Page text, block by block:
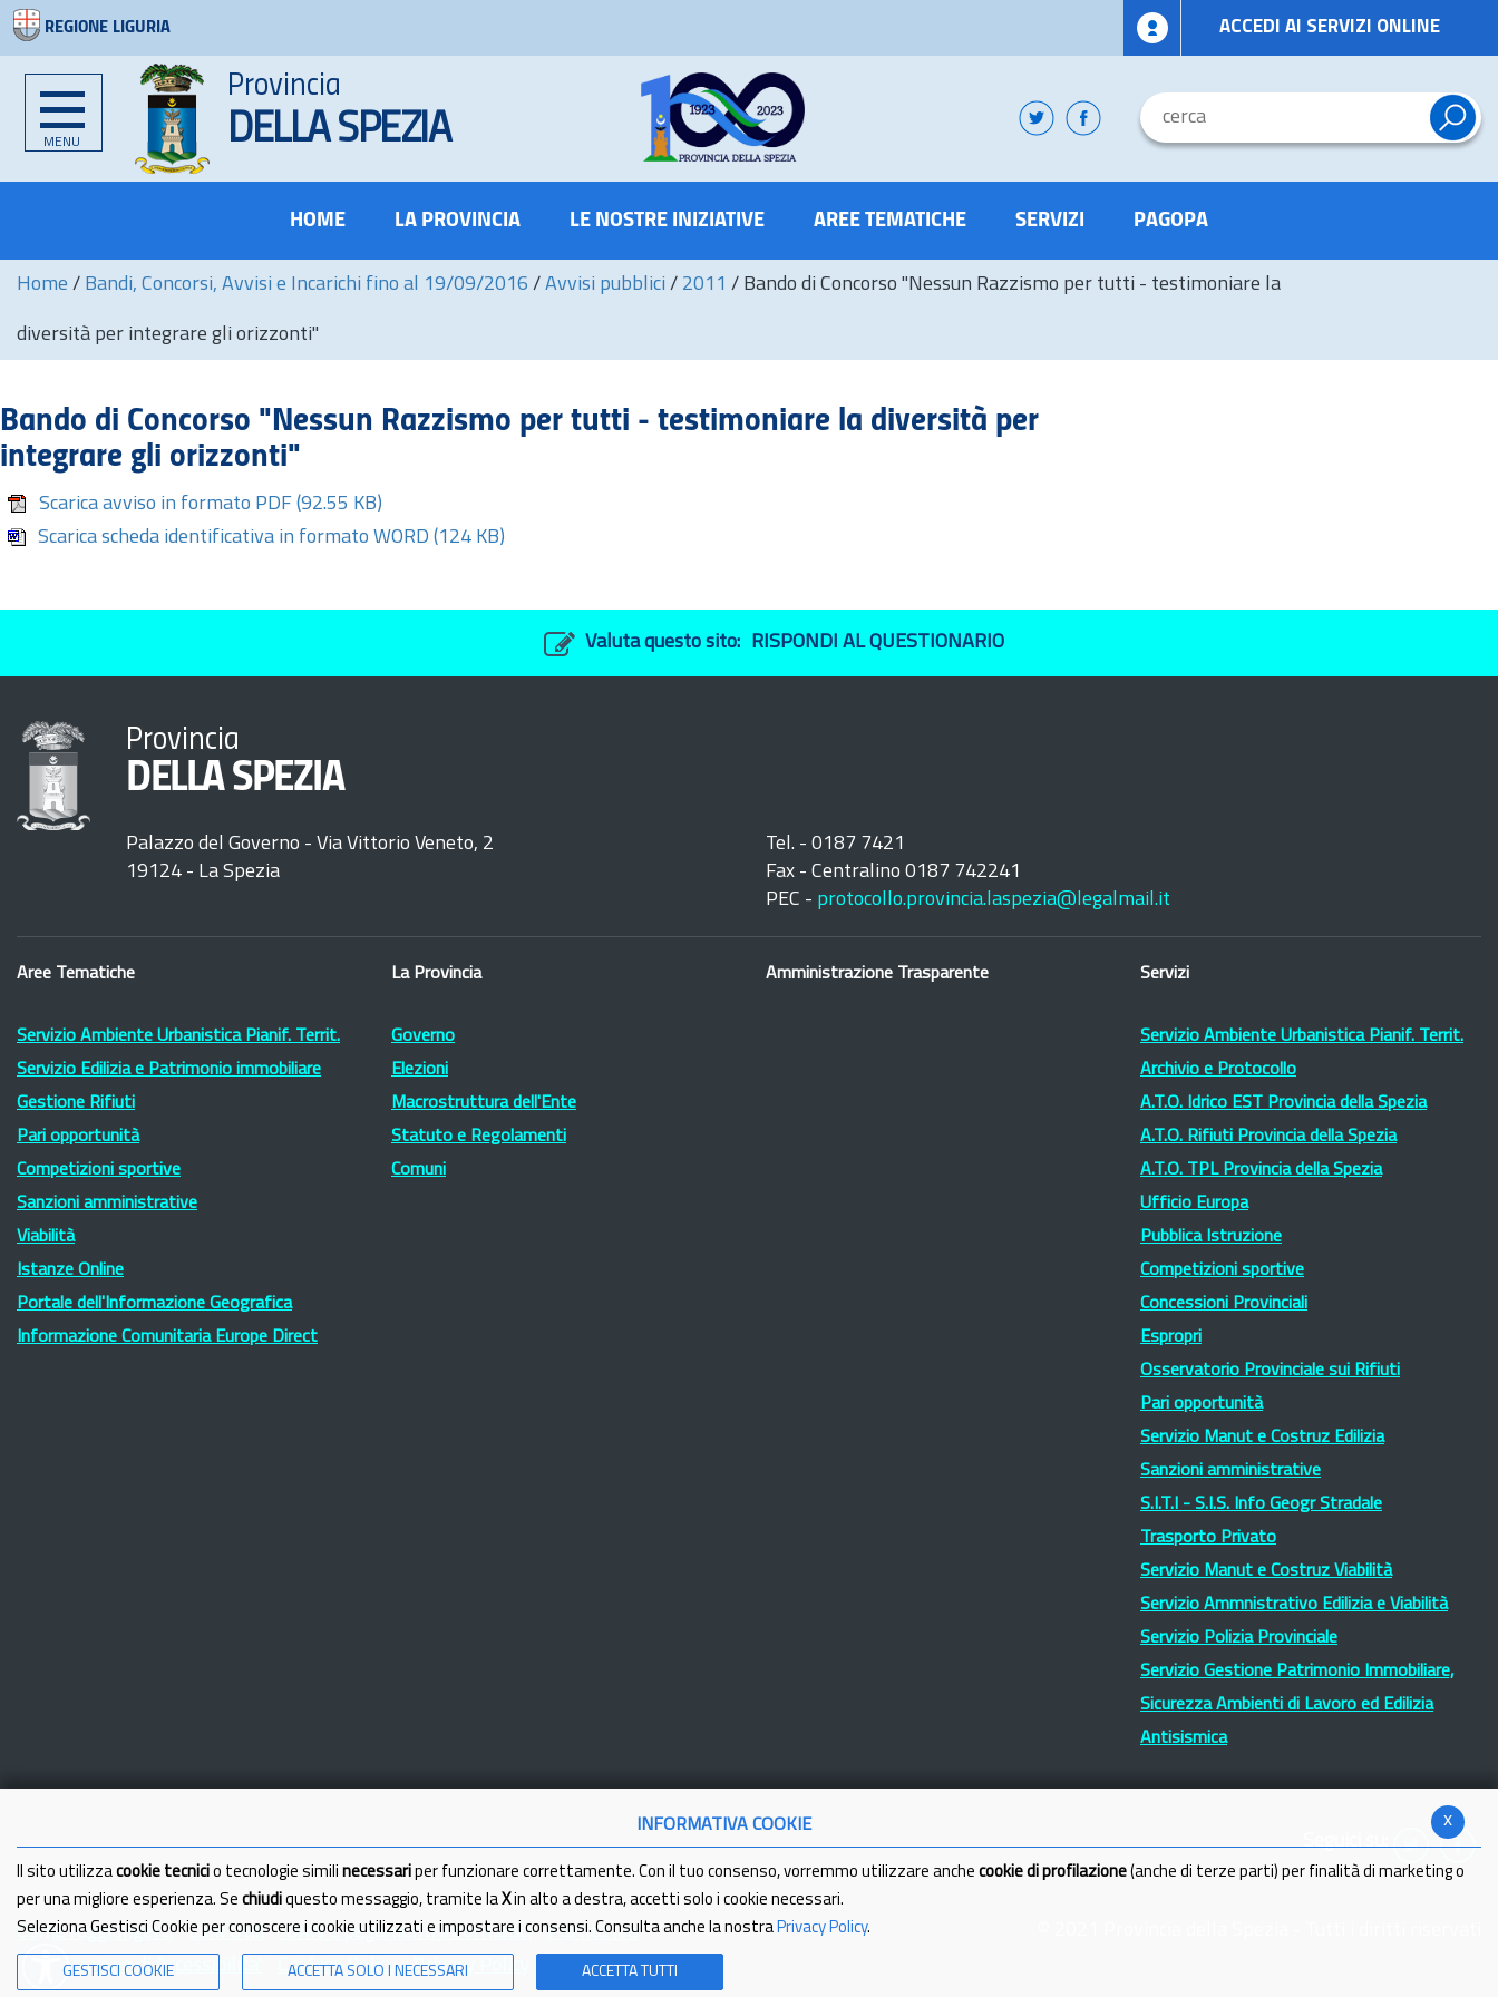
REGIONE LIGURIA ACCEDI AI SERVIZI ONLINE
MENU
Provincia
DELLA SPEZIA
HOME LA PROVINCIA LE NOSTRE INIZIATIVE AREE TEMATICHE SERVIZI PAGOPA
Home / Bandi, Concorsi, Avvisi e Incarichi fino al 19/09/2016 / Avvisi pubblici / 2011 / Bando di Concorso "Nessun Razzismo per tutti - testimoniare la
diversità per integrare gli orizzonti"
Bando di Concorso "Nessun Razzismo per tutti - testimoniare la diversità per
integrare gli orizzonti"
Scarica avviso in formato PDF (92.55 KB)
Scarica scheda identificativa in formato WORD (124 KB)
Valuta questo sito: RISPONDI AL QUESTIONARIO
Provincia
DELLA SPEZIA
Palazzo del Governo - Via Vittorio Veneto, 2
19124 - La Spezia
Tel. - 0187 7421
Fax - Centralino 0187 742241
PEC - protocollo.provincia.laspezia@legalmail.it
Aree Tematiche
Servizio Ambiente Urbanistica Pianif. Territ.
Servizio Edilizia e Patrimonio immobiliare
Gestione Rifiuti
Pari opportunità
Competizioni sportive
Sanzioni amministrative
Viabilità
Istanze Online
Portale dell'Informazione Geografica
Informazione Comunitaria Europe Direct
La Provincia
Governo
Elezioni
Macrostruttura dell'Ente
Statuto e Regolamenti
Comuni
Amministrazione Trasparente Servizi
Servizio Ambiente Urbanistica Pianif. Territ.
Archivio e Protocollo
A.T.O. Idrico EST Provincia della Spezia
A.T.O. Rifiuti Provincia della Spezia
A.T.O. TPL Provincia della Spezia
Ufficio Europa
Pubblica Istruzione
Competizioni sportive
Concessioni Provinciali
Espropri
Osservatorio Provinciale sui Rifiuti
Pari opportunità
Servizio Manut e Costruz Edilizia
Sanzioni amministrative
S.I.T.I - S.I.S. Info Geogr Stradale
Trasporto Privato
Servizio Manut e Costruz Viabilità
Servizio Ammnistrativo Edilizia e Viabilità
Servizio Polizia Provinciale
Servizio Gestione Patrimonio Immobiliare,
Sicurezza Ambienti di Lavoro ed Edilizia
Antisismica
Seguici su:
Come raggiungerci Link Utili IBAN e pagamenti informatici
Partita Iva
Dichiarazione di Accessibilita'
Cookies Policy Privacy Policy
x
INFORMATIVA COOKIE
Il sito utilizza cookie tecnici o tecnologie simili necessari per funzionare correttamente. Con il tuo consenso, vorremmo utilizzare anche cookie di profilazione (anche di terze parti) per finalità di marketing o
per una migliore esperienza. Se chiudi questo messaggio, tramite la Xin alto a destra, accetti solo i cookie necessari.
Seleziona Gestisci Cookie per conoscere i cookie utilizzati e impostare i consensi. Consulta anche la nostra Privacy Policy.
GESTISCI COOKIE ACCETTA SOLO I NECESSARI ACCETTA TUTTI